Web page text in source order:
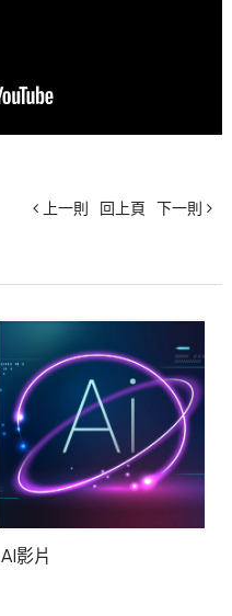
上一則 回上頁 下一則
AI影片